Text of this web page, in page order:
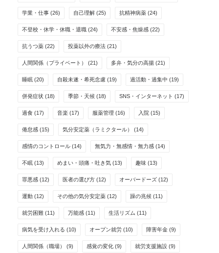
学業・仕事 (26) 自己理解 (25) 抗精神病薬 (24)
不登校・休学・休職・退職 (24) 不安感・焦燥感 (22)
抗うつ薬 (22) 投薬以外の療法 (21)
人間関係（プライベート） (21) 多弁・気分の高揚 (21)
睡眠 (20) 自殺未遂・希死念慮 (19) 過活動・過集中 (19)
併発症状 (18) 季節・天候 (18) SNS・インターネット (17)
過食 (17) 音楽 (17) 服薬管理 (16) 入院 (15)
倦怠感 (15) 気分安定薬（ラミクタール） (14)
感情のコントロール (14) 無気力・無感情・無力感 (14)
不眠 (13) めまい・頭痛・吐き気 (13) 趣味 (13)
罪悪感 (12) 医者の選び方 (12) オーバードーズ (12)
運動 (12) その他の気分安定薬 (12) 躁の兆候 (11)
就労困難 (11) 万能感 (11) 生活リズム (11)
病気を受け入れる (10) オープン就労 (10) 障害年金 (9)
人間関係（職場） (9) 感覚の変化 (9) 就労支援施設 (9)